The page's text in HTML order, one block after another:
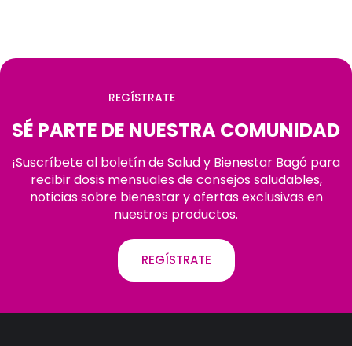
REGÍSTRATE
SÉ PARTE DE NUESTRA COMUNIDAD
¡Suscríbete al boletín de Salud y Bienestar Bagó para
recibir dosis mensuales de consejos saludables,
noticias sobre bienestar y ofertas exclusivas en
nuestros productos.
REGÍSTRATE